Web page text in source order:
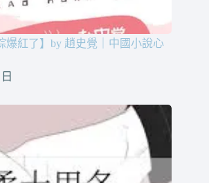
爆紅了】by 趙史覺｜中國小說心